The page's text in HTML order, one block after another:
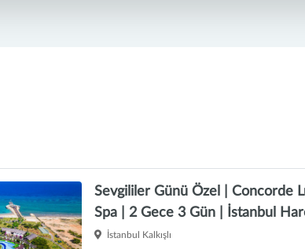
Sevgililer Günü Özel | Concorde
Spa | 2 Gece 3 Gün | İstanbul
İstanbul Kalkışlı